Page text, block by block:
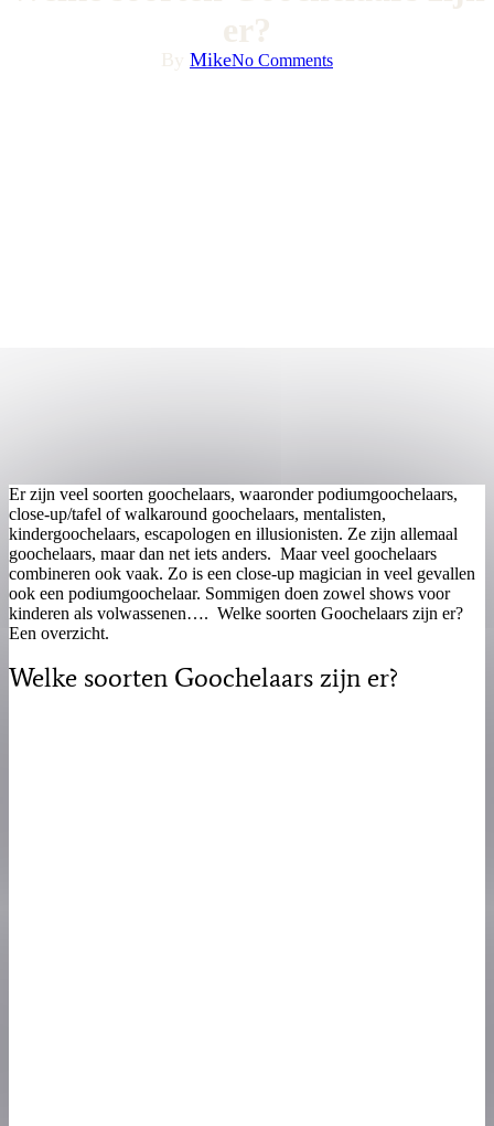
er?
By MikeNo Comments
Er zijn veel soorten goochelaars, waaronder podiumgoochelaars,
close-up/tafel of walkaround goochelaars, mentalisten,
kindergoochelaars, escapologen en illusionisten. Ze zijn allemaal
goochelaars, maar dan net iets anders. Maar veel goochelaars
combineren ook vaak. Zo is een close-up magician in veel gevallen
ook een podiumgoochelaar. Sommigen doen zowel shows voor
kinderen als volwassenen…. Welke soorten Goochelaars zijn er?
Een overzicht.
Welke soorten Goochelaars zijn er?